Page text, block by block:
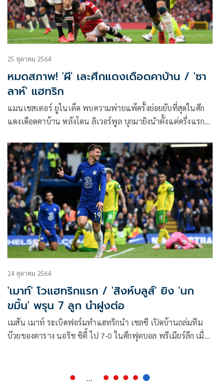
25 ตุลาคม 2564
หมดสภาพ! 'ผี' เละศึกแดงเดือดคาบ้าน / 'ซา
ลาห์' แฮทริก
แมนเชสเตอร์ ยูไนเต็ด พบความพ่ายแพ้ครั้งย่อยยับที่สุดในศึก
แดงเดือดคาบ้าน หลังโดน ลิเวอร์พูล บุกมายิงนำตั้งแต่ครึ่งแรก
อร์ด เมื่อคืนวันอาทิตย์
24 ตุลาคม 2564
'เมาท์'​ โวแฮทริกแรก / 'สิงห์บลูส์'​ ยิง 'นก
ขมิ้น'​ พรุน 7 ลูก นำฝูงต่อ
เมสัน เมาท์ ระเบิดฟอร์มทำแฮทริกนำ เชลซี เปิดบ้านถล่มทีม
บ๊วยของตาราง นอริช ซิตี้ ไป 7-0 ในศึกฟุตบอล พรีเมียร์ลีก เมื่อ
...